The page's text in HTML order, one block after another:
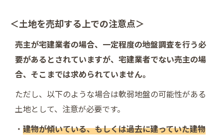
＜土地を売却する上での注意点＞
売主が宅建業者の場合、一定程度の地盤調査を行う必
要があるとされていますが、宅建業者でない売主の場
合、そこまでは求められていません。
ただし、以下のような場合は軟弱地盤の可能性がある
土地として、注意が必要です。
・ 建物が傾いている、もしくは過去に建っていた建物